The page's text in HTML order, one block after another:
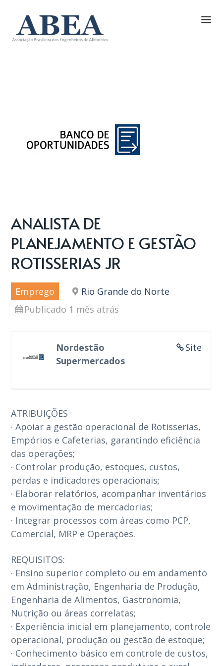
ANALISTA DE
PLANEJAMENTO E GESTÃO
ROTISSERIAS JR
Emprego
Rio Grande do Norte
Publicado 1 mês atrás
Site
Nordestão
Supermercados
ATRIBUIÇÕES
· Apoiar a gestão operacional de Rotisserias,
Empórios e Cafeterias, garantindo eficiência
das operações;
· Controlar produção, estoques, custos,
perdas e indicadores operacionais;
· Elaborar relatórios, acompanhar inventários
e movimentação de mercadorias;
· Integrar processos com áreas como PCP,
Comercial, MRP e Operações.
REQUISITOS:
· Ensino superior completo ou em andamento
em Administração, Engenharia de Produção,
Engenharia de Alimentos, Gastronomia,
Nutrição ou áreas correlatas;
· Experiência inicial em planejamento, controle
operacional, produção ou gestão de estoque;
· Conhecimento básico em controle de custos,